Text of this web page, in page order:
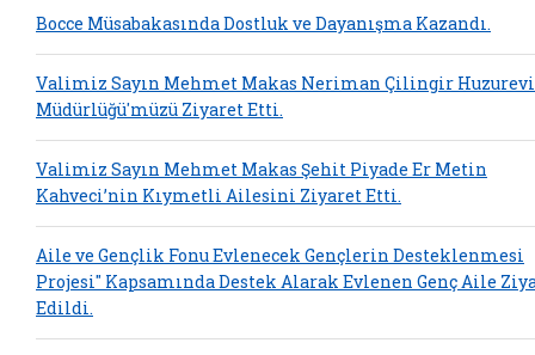
Bocce Müsabakasında Dostluk ve Dayanışma Kazandı.
Valimiz Sayın Mehmet Makas Neriman Çilingir Huzurevi
Müdürlüğü'müzü Ziyaret Etti.
Valimiz Sayın Mehmet Makas Şehit Piyade Er Metin
Kahveci’nin Kıymetli Ailesini Ziyaret Etti.
Aile ve Gençlik Fonu Evlenecek Gençlerin Desteklenmesi
Projesi" Kapsamında Destek Alarak Evlenen Genç Aile
Edildi.